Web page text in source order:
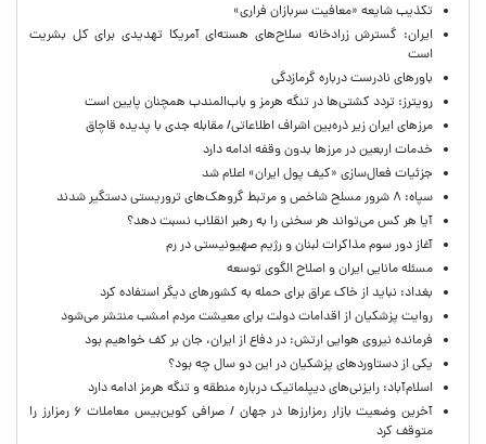
تکذیب شایعه «معافیت سربازان فراری»
ایران: گسترش زرادخانه سلاح‌های هسته‌ای آمریکا تهدیدی برای کل بشریت
است
باورهای نادرست درباره گرمازدگی
رویترز: تردد کشتی‌ها در تنگه هرمز و باب‌المندب همچنان پایین است
مرزهای ایران زیر ذره‌بین اشراف اطلاعاتی/ مقابله جدی با پدیده قاچاق
خدمات اربعین در مرزها بدون وقفه ادامه دارد
جزئیات فعال‌سازی «کیف پول ایران» اعلام شد
سپاه: ۸ شرور مسلح شاخص و مرتبط گروهک‌های تروریستی دستگیر شدند
آیا هر کس می‌تواند هر سخنی را به رهبر انقلاب نسبت دهد؟
آغاز دور سوم مذاکرات لبنان و رژیم صهیونیستی در رم
مسئله مانایی ایران و اصلاح الگوی توسعه
بغداد: نباید از خاک عراق برای حمله به کشورهای دیگر استفاده کرد
روایت پزشکیان از اقدامات دولت برای معیشت مردم امشب منتشر می‌شود
فرمانده نیروی هوایی ارتش: در دفاع از ایران، جان بر کف خواهیم بود
یکی از دستاوردهای پزشکیان در این دو سال چه بود؟
اسلام‌آباد: رایزنی‌های دیپلماتیک درباره منطقه و تنگه هرمز ادامه دارد
آخرین وضعیت بازار رمزارزها در جهان / صرافی کوین‌بیس معاملات ۶ رمزارز را
متوقف کرد